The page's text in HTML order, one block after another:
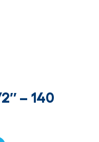
2″ – 140